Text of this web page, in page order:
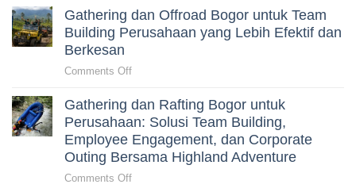
yang
Terkurasi
Menyusun
Gathering
Panduan
Strategis
untuk
Mengurangi
Gathering dan Offroad Bogor untuk Team
Building Perusahaan yang Lebih Efektif dan
Berkesan
Comments Offon
dan
Offroad
Bogor
untuk
Team
Building
Gathering dan Rafting Bogor untuk
Perusahaan: Solusi Team Building,
Employee Engagement, dan Corporate
Outing Bersama Highland Adventure
Comments Offon